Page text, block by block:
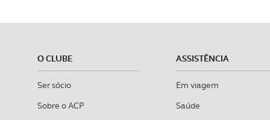
O CLUBE
Ser sócio
Sobre o ACP
ASSISTÊNCIA
Em viagem
Saúde